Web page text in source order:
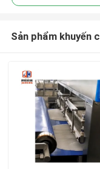
Sản phẩm khuyến